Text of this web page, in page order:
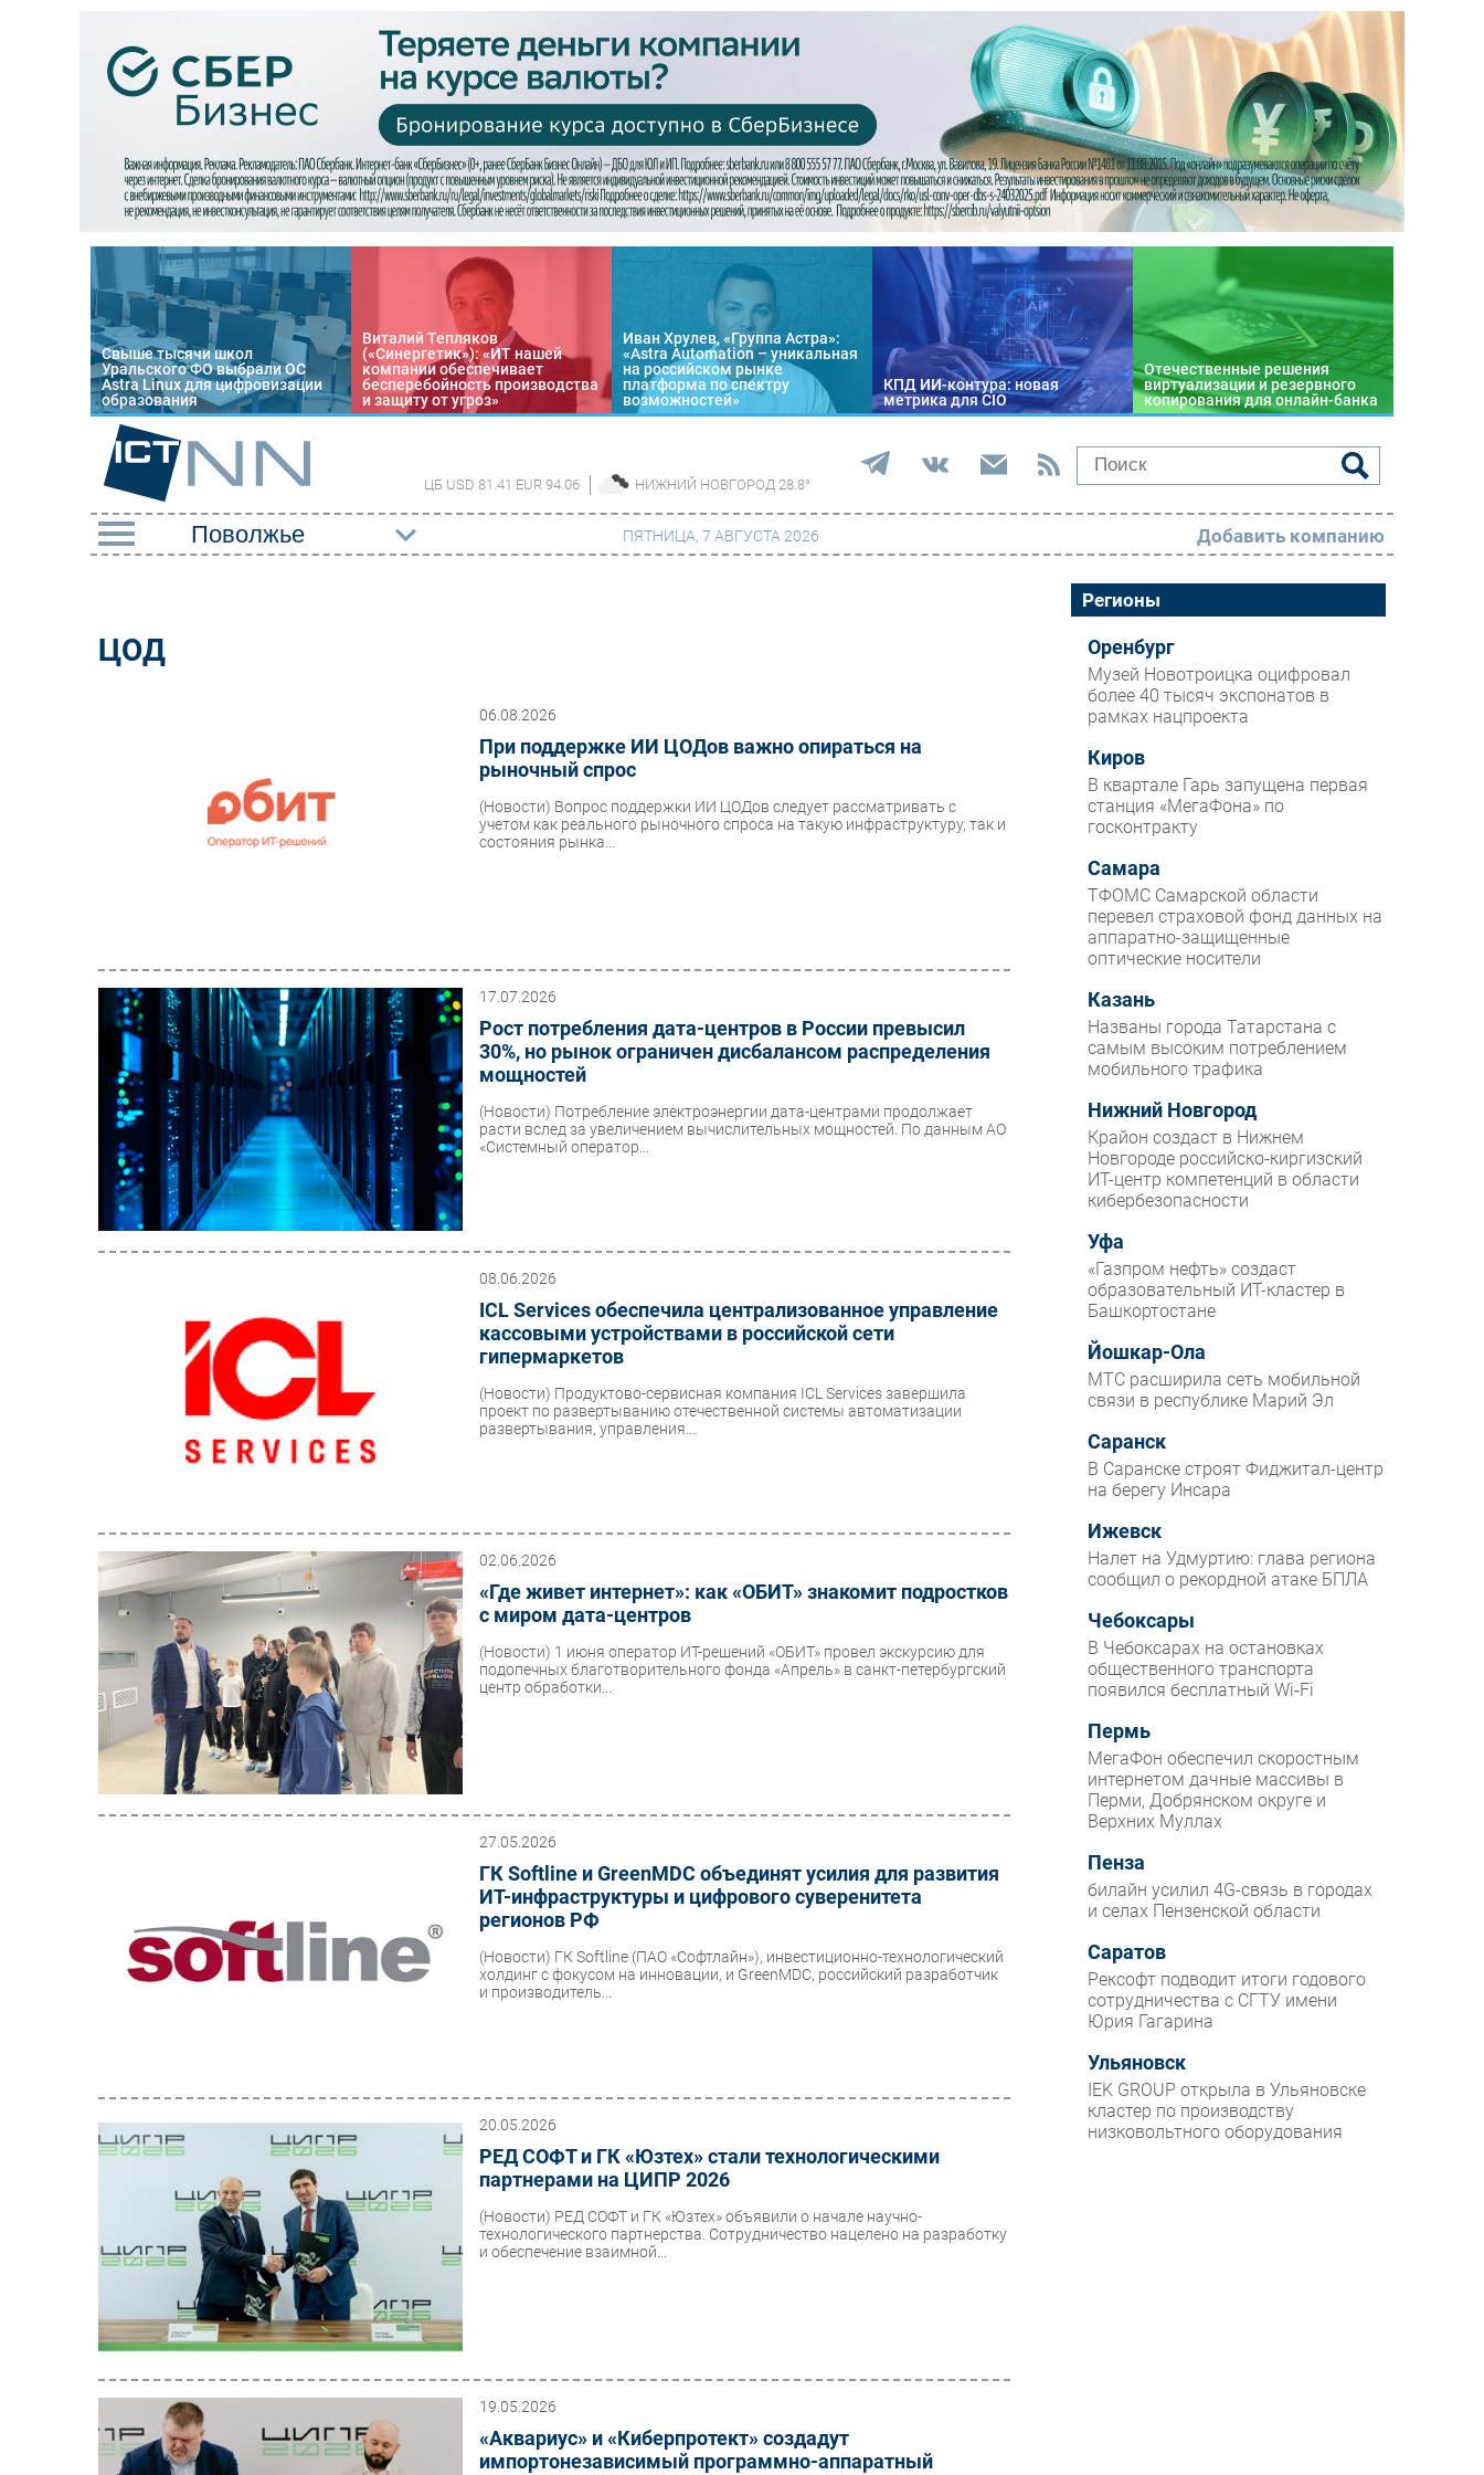
Свыше тысячи школ
Уральского ФО выбрали ОС
Astra Linux для цифровизации
образования
Виталий Тепляков
(«Синергетик»): «ИТ нашей
компании обеспечивает
бесперебойность производства
и защиту от угроз»
Иван Хрулев, «Группа Астра»:
«Astra Automation – уникальная
на российском рынке
платформа по спектру
возможностей»
КПД ИИ-контура: новая
метрика для CIO
Отечественные решения
виртуализации и резервного
копирования для онлайн-банка
ЦБ USD 81.41 EUR 94.06 НИЖНИЙ НОВГОРОД 28.8°
Импорто­замещение
Мобильная связь
Фиксированная связь
Оборудование
Outsourcing
Инновации
CIO/Управление ИТ
Гаджеты
РАЗДЕЛЫ
Новости
Аналитика
Интервью
Мероприятия
Проекты
IT класс
Тестовый стенд
Каталог компаний
ПЯТНИЦА, 7 АВГУСТА 2026 Добавить компанию
ЦОД
06.08.2026
При поддержке ИИ ЦОДов важно опираться на
рыночный спрос
(Новости) Вопрос поддержки ИИ ЦОДов следует рассматривать с
учетом как реального рыночного спроса на такую инфраструктуру, так и
состояния рынка...
17.07.2026
Рост потребления дата-центров в России превысил
30%, но рынок ограничен дисбалансом распределения
мощностей
(Новости) Потребление электроэнергии дата-центрами продолжает
расти вслед за увеличением вычислительных мощностей. По данным АО
«Системный оператор...
08.06.2026
ICL Services обеспечила централизованное управление
кассовыми устройствами в российской сети
гипермаркетов
(Новости) Продуктово-сервисная компания ICL Services завершила
проект по развертыванию отечественной системы автоматизации
развертывания, управления...
02.06.2026
«Где живет интернет»: как «ОБИТ» знакомит подростков
с миром дата-центров
(Новости) 1 июня оператор ИТ-решений «ОБИТ» провел экскурсию для
подопечных благотворительного фонда «Апрель» в санкт-петербургский
центр обработки...
27.05.2026
ГК Softline и GreenMDC объединят усилия для развития
ИТ-инфраструктуры и цифрового суверенитета
регионов РФ
(Новости) ГК Softline (ПАО «Софтлайн»), инвестиционно-технологический
холдинг с фокусом на инновации, и GreenMDC, российский разработчик
и производитель...
20.05.2026
РЕД СОФТ и ГК «Юзтех» стали технологическими
партнерами на ЦИПР 2026
(Новости) РЕД СОФТ и ГК «Юзтех» объявили о начале научно-
технологического партнерства. Сотрудничество нацелено на разработку
и обеспечение взаимной...
19.05.2026
«Аквариус» и «Киберпротект» создадут
импортонезависимый программно-аппаратный
Регионы
Оренбург
Музей Новотроицка оцифровал
более 40 тысяч экспонатов в
рамках нацпроекта
Киров
В квартале Гарь запущена первая
станция «МегаФона» по
госконтракту
Самара
ТФОМС Самарской области
перевел страховой фонд данных на
аппаратно-защищенные
оптические носители
Казань
Названы города Татарстана с
самым высоким потреблением
мобильного трафика
Нижний Новгород
Крайон создаст в Нижнем
Новгороде российско-киргизский
ИТ-центр компетенций в области
кибербезопасности
Уфа
«Газпром нефть» создаст
образовательный ИТ-кластер в
Башкортостане
Йошкар-Ола
МТС расширила сеть мобильной
связи в республике Марий Эл
Саранск
В Саранске строят Фиджитал-центр
на берегу Инсара
Ижевск
Налет на Удмуртию: глава региона
сообщил о рекордной атаке БПЛА
Чебоксары
В Чебоксарах на остановках
общественного транспорта
появился бесплатный Wi‑Fi
Пермь
МегаФон обеспечил скоростным
интернетом дачные массивы в
Перми, Добрянском округе и
Верхних Муллах
Пенза
билайн усилил 4G-связь в городах
и селах Пензенской области
Саратов
Рексофт подводит итоги годового
сотрудничества с СГТУ имени
Юрия Гагарина
Ульяновск
IEK GROUP открыла в Ульяновске
кластер по производству
низковольтного оборудования